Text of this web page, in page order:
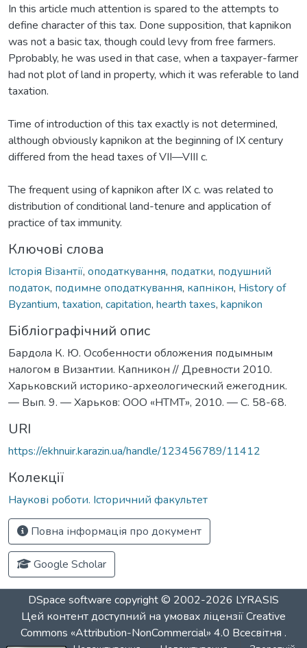
In this article much attention is spared to the attempts to
define character of this tax. Done supposition, that kapnikon
was not a basic tax, though could levy from free farmers.
Pprobably, he was used in that case, when a taxpayer-farmer
had not plot of land in property, which it was referable to land
taxation.
Time of introduction of this tax exactly is not determined,
although obviously kapnikon at the beginning of IX century
differed from the head taxes of VII—VIII c.
The frequent using of kapnikon after IX c. was related to
distribution of conditional land-tenure and application of
practice of tax immunity.
Ключові слова
Історія Візантії, оподаткування, податки, подушний
податок, подимне оподаткування, капнікон, History of
Byzantium, taxation, capitation, hearth taxes, kapnikon
Бібліографічний опис
Бардола К. Ю. Особенности обложения подымным
налогом в Византии. Капникон // Древности 2010.
Харьковский историко-археологический ежегодник.
— Вып. 9. — Харьков: ООО «НТМТ», 2010. — C. 58-68.
URI
https://ekhnuir.karazin.ua/handle/123456789/11412
Колекції
Наукові роботи. Історичний факультет
Повна інформація про документ
Google Scholar
DSpace software copyright © 2002-2026 LYRASIS
Цей контент доступний на умовах ліцензіїCreative
Commons «Attribution-NonCommercial» 4.0 Всесвітня .